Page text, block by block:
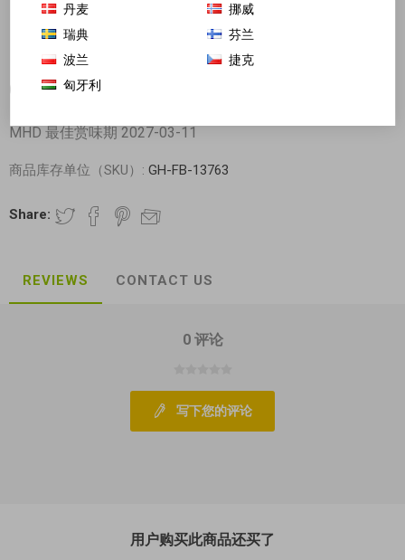
(惊爆美味) 湖北襄阳 襄故里 牛杂面 200g 真材实料包
MHD 最佳赏味期 2027-03-11
商品库存单位（SKU）: GH-FB-13763
Share:
REVIEWS CONTACT US
0 评论
写下您的评论
用户购买此商品还买了
丹麦
挪威
瑞典
芬兰
波兰
捷克
匈牙利